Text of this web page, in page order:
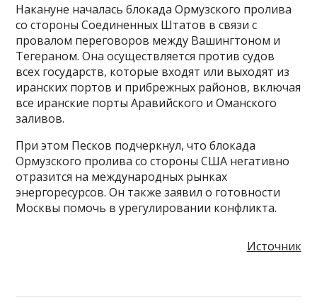
Накануне началась блокада Ормузского пролива
со стороны Соединенных Штатов в связи с
провалом переговоров между Вашингтоном и
Тегераном. Она осуществляется против судов
всех государств, которые входят или выходят из
иранских портов и прибрежных районов, включая
все иранские порты Аравийского и Оманского
заливов.
При этом Песков подчеркнул, что блокада
Ормузского пролива со стороны США негативно
отразится на международных рынках
энергоресурсов. Он также заявил о готовности
Москвы помочь в урегулировании конфликта.
Источник